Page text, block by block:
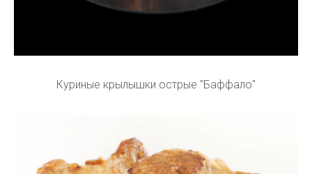
Куриные крылышки острые "Баффало"